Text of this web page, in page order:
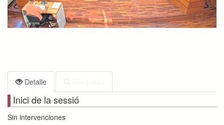
Detalle
Inici de la sessió
Sin intervenciones